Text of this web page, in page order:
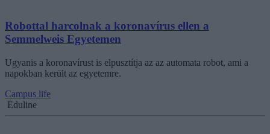
Robottal harcolnak a koronavírus ellen a
Semmelweis Egyetemen
Ugyanis a koronavírust is elpusztítja az az automata robot, ami a
napokban került az egyetemre.
Campus life
Eduline